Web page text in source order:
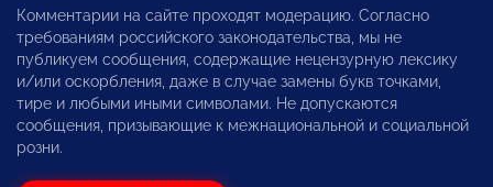
Комментарии на сайте проходят модерацию. Согласно
требованиям российского законодательства, мы не
публикуем сообщения, содержащие нецензурную лексику
и/или оскорбления, даже в случае замены букв точками,
тире и любыми иными символами. Не допускаются
сообщения, призывающие к межнациональной и социальной
розни.